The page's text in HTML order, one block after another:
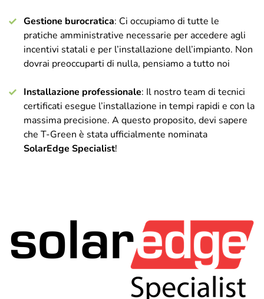
Gestione burocratica: Ci occupiamo di tutte le
pratiche amministrative necessarie per accedere agli
incentivi statali e per l’installazione dell’impianto. Non
dovrai preoccuparti di nulla, pensiamo a tutto noi
Installazione professionale: Il nostro team di tecnici
certificati esegue l’installazione in tempi rapidi e con la
massima precisione. A questo proposito, devi sapere
che T-Green è stata ufficialmente nominata
SolarEdge Specialist!